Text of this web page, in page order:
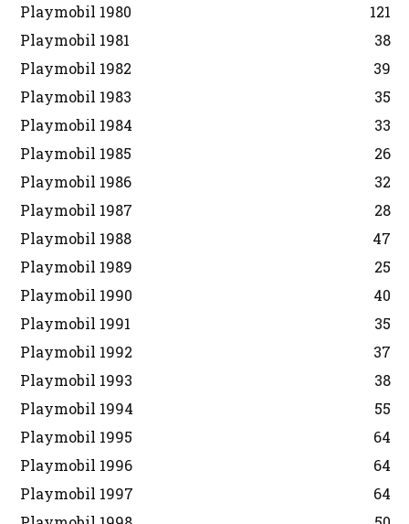
Playmobil 1980
121
Playmobil 1981
38
Playmobil 1982
39
Playmobil 1983
35
Playmobil 1984
33
Playmobil 1985
26
Playmobil 1986
32
Playmobil 1987
28
Playmobil 1988
47
Playmobil 1989
25
Playmobil 1990
40
Playmobil 1991
35
Playmobil 1992
37
Playmobil 1993
38
Playmobil 1994
55
Playmobil 1995
64
Playmobil 1996
64
Playmobil 1997
64